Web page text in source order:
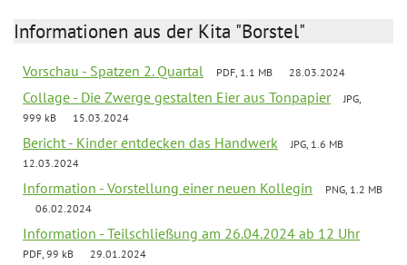
Informationen aus der Kita "Borstel"
Vorschau - Spatzen 2. Quartal PDF, 1.1 MB 28.03.2024
Collage - Die Zwerge gestalten Eier aus Tonpapier
JPG,
999 kB
15.03.2024
Bericht - Kinder entdecken das Handwerk
JPG, 1.6 MB
12.03.2024
Information - Vorstellung einer neuen Kollegin
PNG, 1.2 MB
06.02.2024
Information - Teilschließung am 26.04.2024 ab 12 Uhr
PDF, 99 kB 29.01.2024